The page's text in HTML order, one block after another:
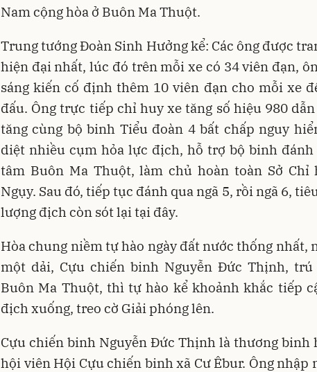
Nam cộng hòa ở Buôn Ma Thuột.
Trung tướng Đoàn Sinh Hưởng kể: Các ông được
hiện đại nhất, lúc đó trên mỗi xe có 34 viên đạn,
sáng kiến cố định thêm 10 viên đạn cho mỗi xe
đấu. Ông trực tiếp chỉ huy xe tăng số hiệu 980
tăng cùng bộ binh Tiểu đoàn 4 bất chấp nguy
diệt nhiều cụm hỏa lực địch, hỗ trợ bộ binh đánh
tâm Buôn Ma Thuột, làm chủ hoàn toàn Sở Chỉ
Ngụy. Sau đó, tiếp tục đánh qua ngã 5, rồi ngã 6,
lượng địch còn sót lại tại đây.
Hòa chung niềm tự hào ngày đất nước thống nhất,
một dải, Cựu chiến binh Nguyễn Đức Thịnh, trú
Buôn Ma Thuột, thì tự hào kể khoảnh khắc tiếp
địch xuống, treo cờ Giải phóng lên.
Cựu chiến binh Nguyễn Đức Thịnh là thương binh
hội viên Hội Cựu chiến binh xã Cư Êbur. Ông nhập